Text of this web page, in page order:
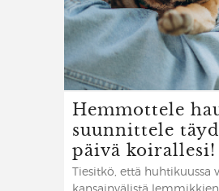
Hemmottele
suunnittele
päivä koirallesi!
Tiesitkö, että huhtikuussa